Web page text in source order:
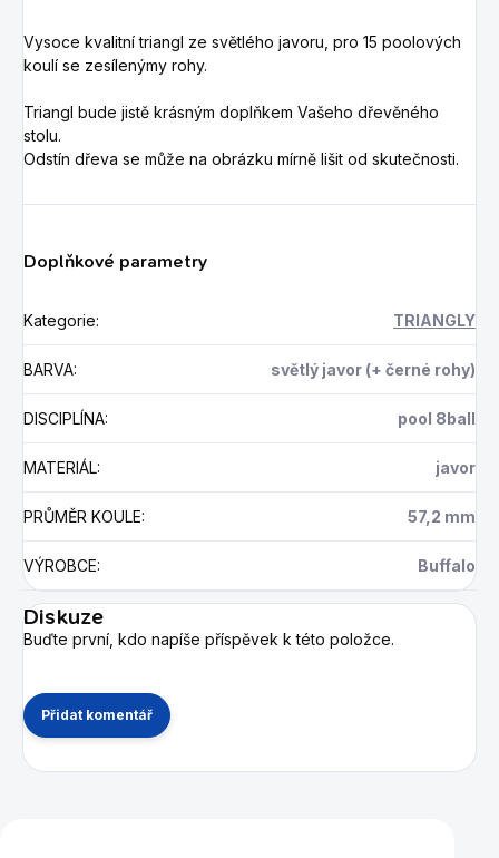
Vysoce kvalitní triangl ze světlého javoru, pro 15 poolových
koulí se zesílenýmy rohy.
Triangl bude jistě krásným doplňkem Vašeho dřevěného
stolu.
Odstín dřeva se může na obrázku mírně lišit od skutečnosti.
Doplňkové parametry
Kategorie: TRIANGLY
BARVA: světlý javor (+ černé rohy)
DISCIPLÍNA: pool 8ball
MATERIÁL: javor
PRŮMĚR KOULE: 57,2 mm
VÝROBCE: Buffalo
Diskuze
Buďte první, kdo napíše příspěvek k této položce.
Přidat komentář